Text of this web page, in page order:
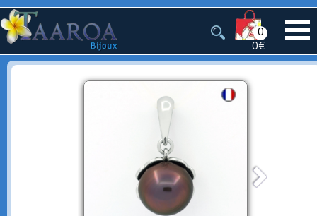
0
0€